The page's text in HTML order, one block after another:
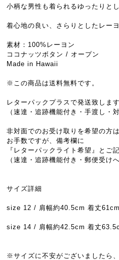
小柄な男性も着られるゆったりと
着心地の良い、さらりとしたレー
素材：100%レーヨン
ココナッツボタン / オープン
Made in Hawaii
※この商品は送料無料です。
レターパックプラスで発送致します
（速達・追跡機能付き・手渡し・
非対面でのお受け取りを希望の方は
お手数ですが、備考欄に
『レターパックライト希望』とご
（速達・追跡機能付き・郵便受け
サイズ詳細
size 12 / 肩幅約40.5cm 着丈
size 14 / 肩幅約42.5cm 着丈
※サイズに不安がございましたら、